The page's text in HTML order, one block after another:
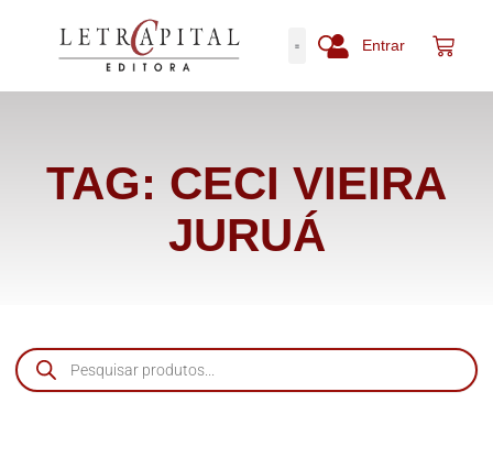
Entrar
TAG: CECI VIEIRA
JURUÁ